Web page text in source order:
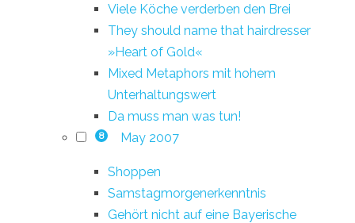
Viele Köche verderben den Brei
They should name that hairdresser
»Heart of Gold«
Mixed Metaphors mit hohem
Unterhaltungswert
Da muss man was tun!
8 May 2007
Shoppen
Samstagmorgenerkenntnis
Gehört nicht auf eine Bayerische